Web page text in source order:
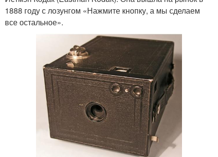
1888 году с лозунгом «Нажмите кнопку, а мы сделаем
все остальное».